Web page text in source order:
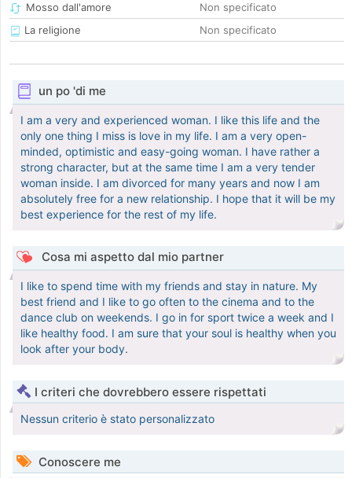
Mosso dall'amore
Non specificato
La religione
Non specificato
un po 'di me
I am a very and experienced woman. I like this life and the
only one thing I miss is love in my life. I am a very open-
minded, optimistic and easy-going woman. I have rather a
strong character, but at the same time I am a very tender
woman inside. I am divorced for many years and now I am
absolutely free for a new relationship. I hope that it will be my
best experience for the rest of my life.
Cosa mi aspetto dal mio partner
I like to spend time with my friends and stay in nature. My
best friend and I like to go often to the cinema and to the
dance club on weekends. I go in for sport twice a week and I
like healthy food. I am sure that your soul is healthy when you
look after your body.
I criteri che dovrebbero essere rispettati
Nessun criterio è stato personalizzato
Conoscere me